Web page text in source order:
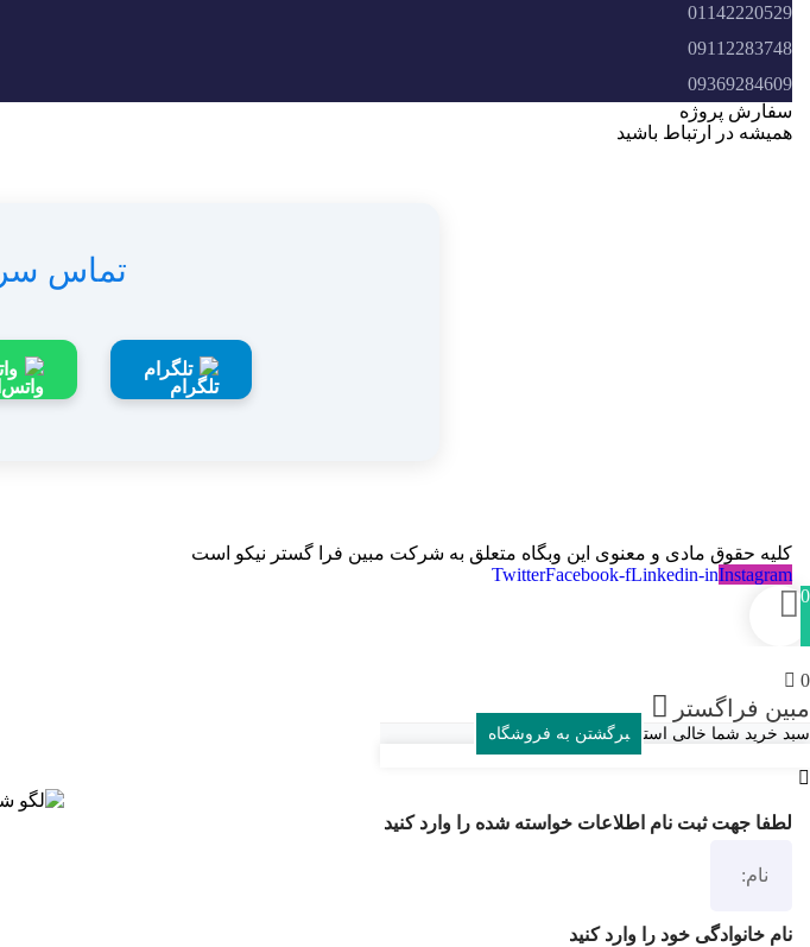
01142220529
09112283748
09369284609
سفارش پروژه
همیشه در ارتباط باشید
تماس
تلگرام
کلیه حقوق مادی و معنوی این وبگاه متعلق به شرکت مبین فرا گستر نیکو است
TwitterFacebook-fLinkedin-inInstagram
0
0
مبین فراگستر
سبد خرید شما خالی است برگشتن به فروشگاه
لطفا جهت ثبت نام اطلاعات خواسته شده را وارد کنید
نام خانوادگی خود را وارد کنید